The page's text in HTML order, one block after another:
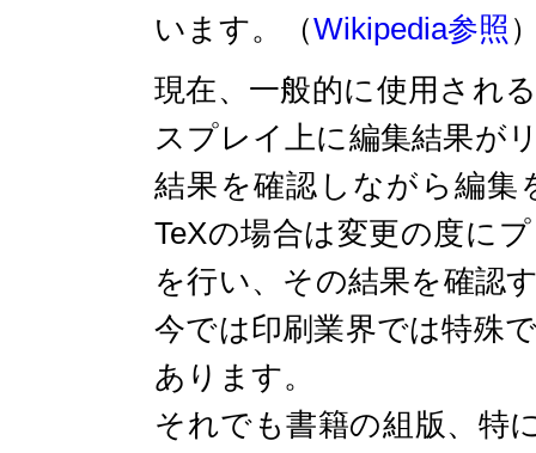
います。（Wikipedia参照
現在、一般的に使用され
スプレイ上に編集結果が
結果を確認しながら編
TeXの場合は変更の度に
を行い、その結果を確認
今では印刷業界では特殊
あります。
それでも書籍の組版、特